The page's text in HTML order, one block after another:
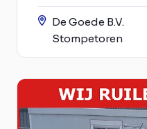
De Goede B.V.
Stompetoren